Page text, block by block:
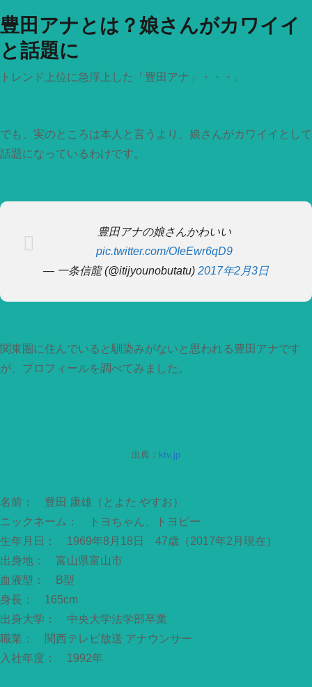
豊田アナとは？娘さんがカワイイ
と話題に
トレンド上位に急浮上した「豊田アナ」・・・。
でも、実のところは本人と言うより、娘さんがカワイイとして
話題になっているわけです。
豊田アナの娘さんかわいい
pic.twitter.com/OIeEwr6qD9
— 一条信龍 (@itijyounobutatu) 2017年2月3日
関東圏に住んでいると馴染みがないと思われる豊田アナです
が、プロフィールを調べてみました。
出典： ktv.jp
名前： 豊田 康雄（とよた やすお）
ニックネーム： トヨちゃん、トヨピー
生年月日： 1969年8月18日 47歳（2017年2月現在）
出身地： 富山県富山市
血液型： B型
身長： 165cm
出身大学： 中央大学法学部卒業
職業： 関西テレビ放送 アナウンサー
入社年度： 1992年